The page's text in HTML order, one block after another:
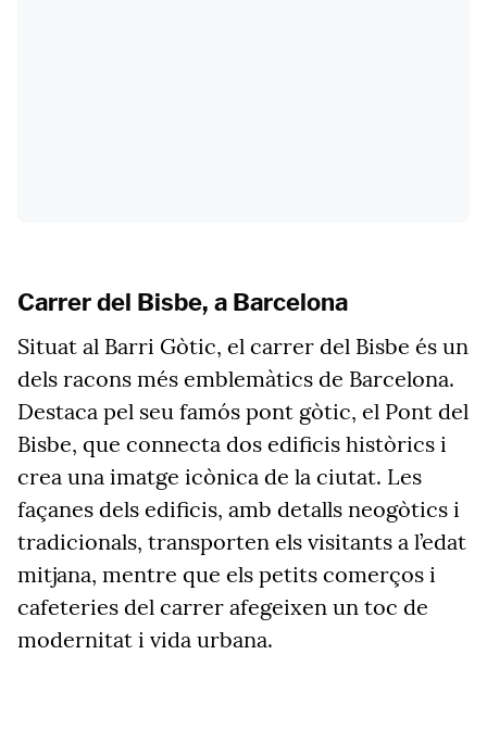
Carrer del Bisbe, a Barcelona
Situat al Barri Gòtic, el carrer del Bisbe és un
dels racons més emblemàtics de Barcelona.
Destaca pel seu famós pont gòtic, el Pont del
Bisbe, que connecta dos edificis històrics i
crea una imatge icònica de la ciutat. Les
façanes dels edificis, amb detalls neogòtics i
tradicionals, transporten els visitants a l’edat
mitjana, mentre que els petits comerços i
cafeteries del carrer afegeixen un toc de
modernitat i vida urbana.